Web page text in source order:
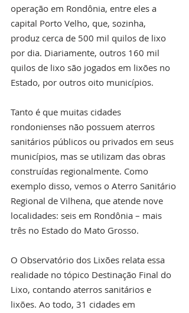
operação em Rondônia, entre eles a
capital Porto Velho, que, sozinha,
produz cerca de 500 mil quilos de lixo
por dia. Diariamente, outros 160 mil
quilos de lixo são jogados em lixões no
Estado, por outros oito municípios.
Tanto é que muitas cidades
rondonienses não possuem aterros
sanitários públicos ou privados em seus
municípios, mas se utilizam das obras
construídas regionalmente. Como
exemplo disso, vemos o Aterro Sanitário
Regional de Vilhena, que atende nove
localidades: seis em Rondônia – mais
três no Estado do Mato Grosso.
O Observatório dos Lixões relata essa
realidade no tópico Destinação Final do
Lixo, contando aterros sanitários e
lixões. Ao todo, 31 cidades em